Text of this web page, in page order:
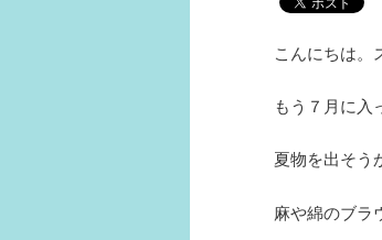
こんにちは。
もう７月に入
夏物を出そう
麻や綿のブラ